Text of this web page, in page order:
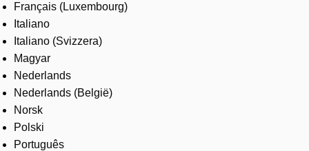
Français (Luxembourg)
Italiano
Italiano (Svizzera)
Magyar
Nederlands
Nederlands (België)
Norsk
Polski
Português